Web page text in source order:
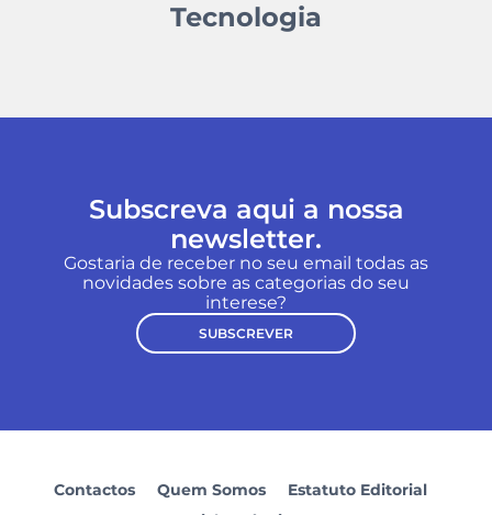
Tecnologia
Subscreva aqui a nossa
newsletter.
Gostaria de receber no seu email todas as
novidades sobre as categorias do seu
interese?
SUBSCREVER
Contactos Quem Somos
Estatuto Editorial